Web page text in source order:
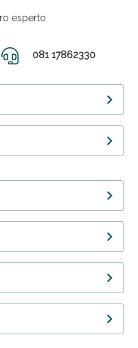
esperto
081 17862330